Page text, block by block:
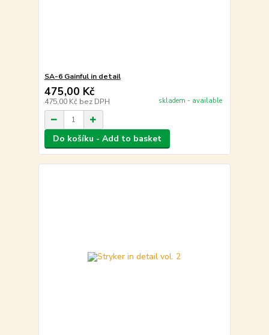
SA-6 Gainful in detail
475,00 Kč
475,00 Kč bez DPH skladem - available
Do košíku - Add to basket